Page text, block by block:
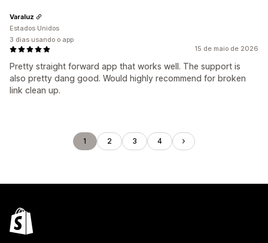
15 de maio de 2026
Pretty straight forward app that works well. The support is
also pretty dang good. Would highly recommend for broken
link clean up.
Varaluz
Estados Unidos
3 dias usando o app
1 2 3 4